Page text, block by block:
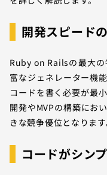
開発スピード
Ruby on Railsの最大の
富なジェネレーター機
コードを書く必要が最
開発やMVPの構築にお
きな競争優位となります
コードがシン